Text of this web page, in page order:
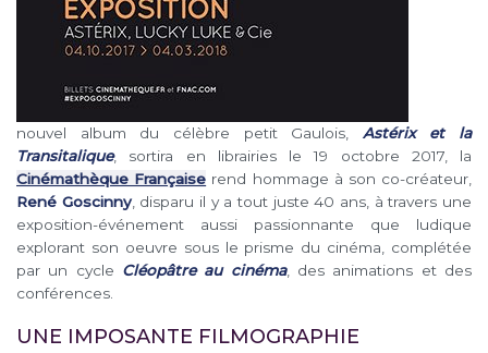
nouvel album du célèbre petit Gaulois,
Astérix et la
Transitalique, sortira en librairies le 19 octobre 2017, la
Cinémathèque Française rend hommage à son co-créateur,
René Goscinny, disparu il y a tout juste 40 ans, à travers une
exposition-événement aussi passionnante que ludique
explorant son oeuvre sous le prisme du cinéma, complétée
par un cycle Cléopâtre au cinéma, des animations et des
conférences.
UNE IMPOSANTE FILMOGRAPHIE